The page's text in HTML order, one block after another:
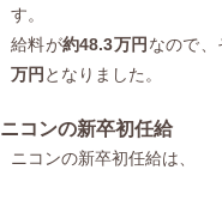
す。
給料が約48.3万円 なので
万円 となりました。
ニコンの新卒初任給
ニコンの新卒初任給は、